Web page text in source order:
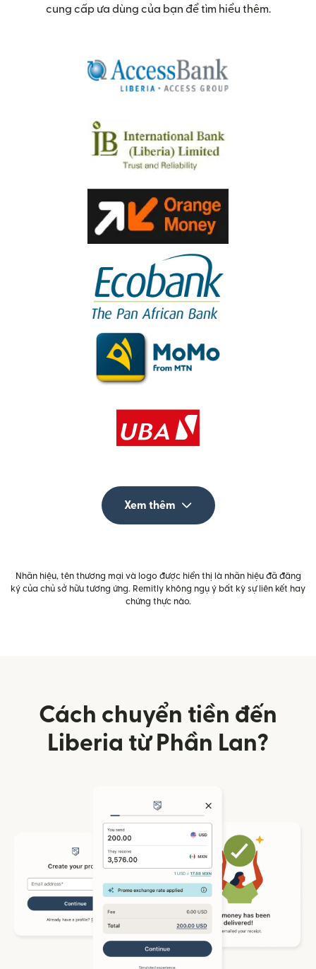
cung cấp ưa dùng của bạn để tìm hiểu thêm.
Xem thêm
Nhãn hiệu, tên thương mại và logo được hiển thị là nhãn hiệu đã đăng
ký của chủ sở hữu tương ứng. Remitly không ngụ ý bất kỳ sự liên kết hay
chứng thực nào.
Cách chuyển tiền đến
Liberia từ Phần Lan?